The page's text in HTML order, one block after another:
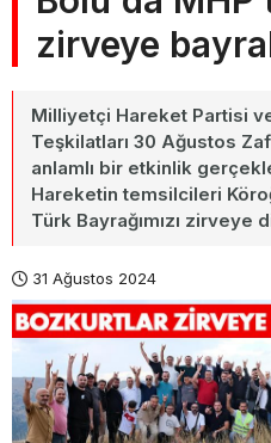
zirveye
Milliyetçi Hareket Partisi
Teşkilatları 30 Ağustos
anlamlı bir etkinlik
Hareketin temsilcileri
Türk Bayrağımızı zirveye
31 Ağustos 2024